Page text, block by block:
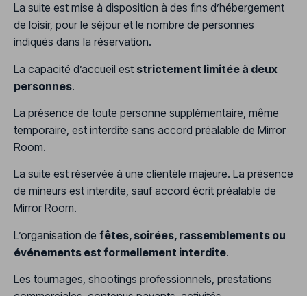
La suite est mise à disposition à des fins d’hébergement
de loisir, pour le séjour et le nombre de personnes
indiqués dans la réservation.
La capacité d’accueil est strictement limitée à deux
personnes.
La présence de toute personne supplémentaire, même
temporaire, est interdite sans accord préalable de Mirror
Room.
La suite est réservée à une clientèle majeure. La présence
de mineurs est interdite, sauf accord écrit préalable de
Mirror Room.
L’organisation de fêtes, soirées, rassemblements ou
événements est formellement interdite.
Les tournages, shootings professionnels, prestations